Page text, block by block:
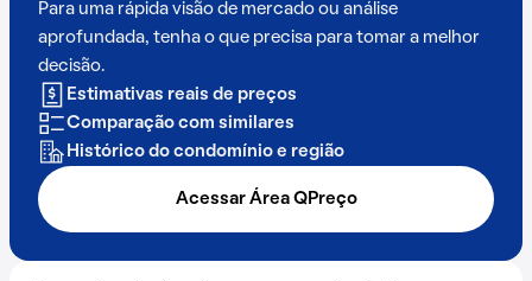
Para uma rápida visão de mercado ou análise
aprofundada, tenha o que precisa para tomar a melhor
decisão.
Estimativas reais de preços
Comparação com similares
Histórico do condomínio e região
Acessar Área QPreço